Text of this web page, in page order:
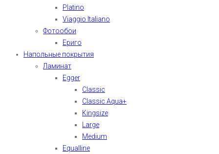
Platino
Viaggio Italiano
Фотообои
Ериго
Напольные покрытия
Ламинат
Egger
Classic
Classic Aqua+
Kingsize
Large
Medium
Equalline